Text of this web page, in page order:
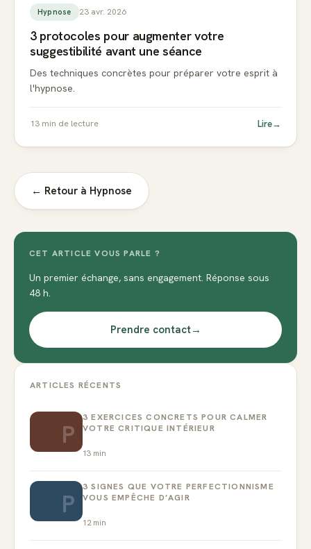
Hypnose 23 avr. 2026
3 protocoles pour augmenter votre
suggestibilité avant une séance
Des techniques concrètes pour préparer votre esprit à
l'hypnose.
13 min de lecture Lire→
← Retour à Hypnose
CET ARTICLE VOUS PARLE ?
Un premier échange, sans engagement. Réponse sous
48 h.
Prendre contact→
ARTICLES RÉCENTS
P
3 EXERCICES CONCRETS POUR CALMER
VOTRE CRITIQUE INTÉRIEUR
13 min
P
3 SIGNES QUE VOTRE PERFECTIONNISME
VOUS EMPÊCHE D’AGIR
12 min